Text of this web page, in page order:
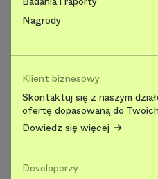
Nagrody
Klient biznesowy
Skontaktuj się z naszym
ofertę dopasowaną do
Dowiedz się więcej
Developerzy